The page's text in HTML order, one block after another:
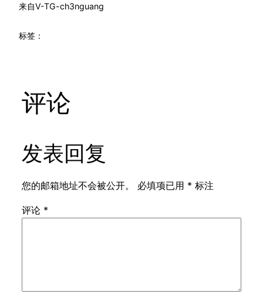
来自V-TG-ch3nguang
标签：
评论
发表回复
您的邮箱地址不会被公开。 必填项已用 * 标注
评论 *